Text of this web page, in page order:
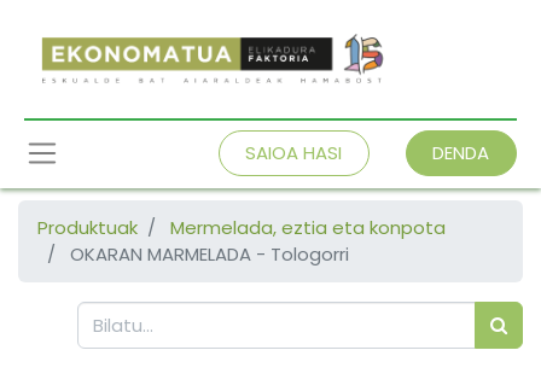
SAIOA HASI DENDA
Produktuak
Mermelada, eztia eta konpota
OKARAN MARMELADA - Tologorri